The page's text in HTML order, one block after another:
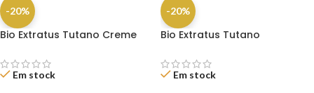
-20%
Bio Extratus Tutano Creme
Em stock
-20%
Bio Extratus Tutano
Em stock